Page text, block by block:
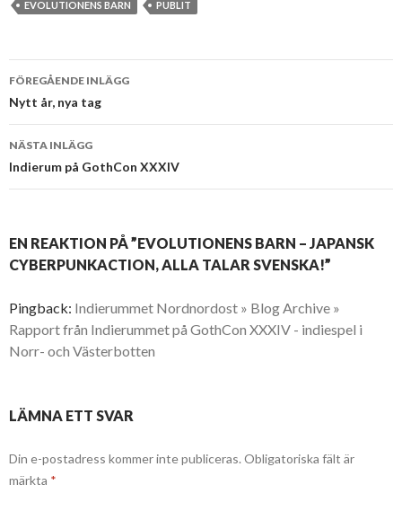
EVOLUTIONENS BARN PUBLIT
Inläggsnavigering
FÖREGÅENDE INLÄGG
Nytt år, nya tag
NÄSTA INLÄGG
Indierum på GothCon XXXIV
EN REAKTION PÅ ”EVOLUTIONENS BARN – JAPANSK
CYBERPUNKACTION, ALLA TALAR SVENSKA!”
Pingback: Indierummet Nordnordost » Blog Archive »
Rapport från Indierummet på GothCon XXXIV - indiespel i
Norr- och Västerbotten
LÄMNA ETT SVAR
Din e-postadress kommer inte publiceras. Obligatoriska fält är
märkta *